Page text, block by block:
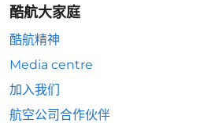
酷航大家庭
酷航精神
Media centre
加入我们
航空公司合作伙伴